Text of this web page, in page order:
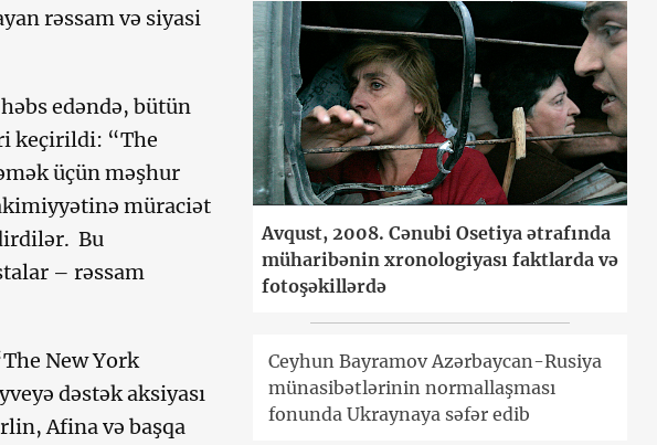
rəssam və siyasi
edəndə, bütün
keçirildi: “The
üçün məşhur
müraciət
Bu
– rəssam
New York
dəstək aksiyası
Afina və başqa
Avqust, 2008. Cənubi Osetiya ətrafında
müharibənin xronologiyası faktlarda və
fotoşəkillərdə
Ceyhun Bayramov Azərbaycan-Rusiya
münasibətlərinin normallaşması
fonunda Ukraynaya səfər edib